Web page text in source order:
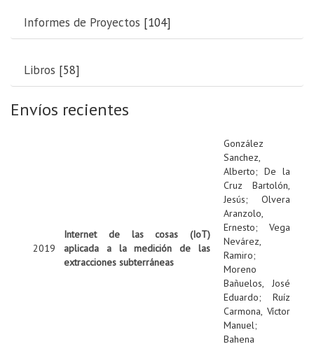
Informes de Proyectos [104]
Libros [58]
Envíos recientes
2019
Internet de las cosas (IoT)
aplicada a la medición de las
extracciones subterráneas
González
Sanchez,
Alberto; De la
Cruz Bartolón,
Jesús; Olvera
Aranzolo,
Ernesto; Vega
Nevárez,
Ramiro;
Moreno
Bañuelos, José
Eduardo; Ruíz
Carmona, Víctor
Manuel;
Bahena